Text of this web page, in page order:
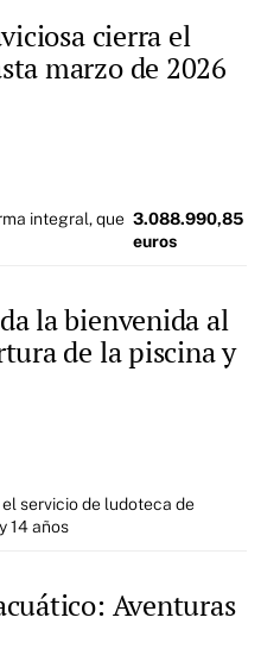
cierra el
marzo de 2026
integral, que 3.088.990,85
euros
la bienvenida al
de la piscina y
servicio de ludoteca de
14 años
Aventuras